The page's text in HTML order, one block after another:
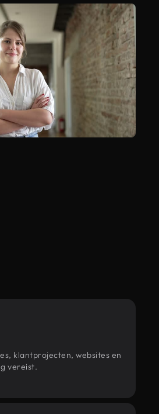
klantprojecten, websites en
vereist.